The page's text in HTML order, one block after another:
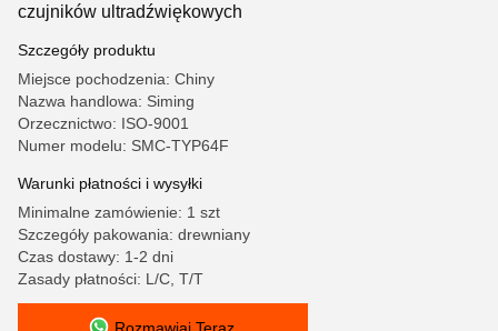
czujników ultradźwiękowych
Szczegóły produktu
Miejsce pochodzenia: Chiny
Nazwa handlowa: Siming
Orzecznictwo: ISO-9001
Numer modelu: SMC-TYP64F
Warunki płatności i wysyłki
Minimalne zamówienie: 1 szt
Szczegóły pakowania: drewniany
Czas dostawy: 1-2 dni
Zasady płatności: L/C, T/T